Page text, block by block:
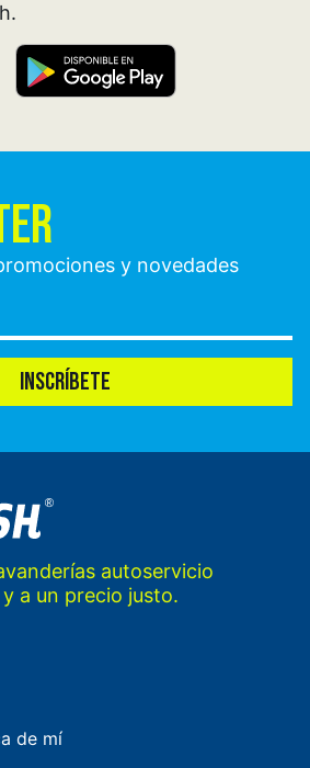
y novedades
INSCRÍBETE
autoservicio
a un precio justo.
de mí